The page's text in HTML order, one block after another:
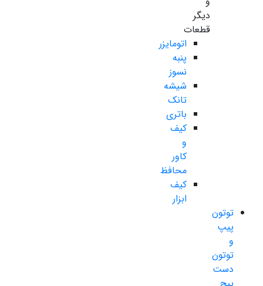
دیگر
قطعات
اتومایزر
پنبه
نسوز
شیشه
تانک
باتری
کیف
و
کاور
محافظ
کیف
ابزار
توتون
پیپ
و
توتون
دست